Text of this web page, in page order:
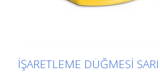
İŞARETLEME DÜĞMESI SARI